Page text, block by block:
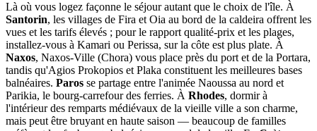
Là où vous logez façonne le séjour autant que le choix de l'île. À
Santorin, les villages de Fira et Oia au bord de la caldeira offrent les
vues et les tarifs élevés ; pour le rapport qualité-prix et les plages,
installez-vous à Kamari ou Perissa, sur la côte est plus plate. À
Naxos, Naxos-Ville (Chora) vous place près du port et de la Portara,
tandis qu'Agios Prokopios et Plaka constituent les meilleures bases
balnéaires. Paros se partage entre l'animée Naoussa au nord et
Parikia, le bourg-carrefour des ferries. À Rhodes, dormir à
l'intérieur des remparts médiévaux de la vieille ville a son charme,
mais peut être bruyant en haute saison — beaucoup de familles